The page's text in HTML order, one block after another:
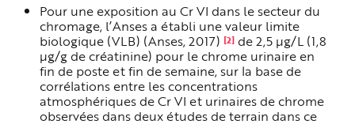
Pour une exposition au Cr VI dans le secteur du
chromage, l’Anses a établi une valeur limite
biologique (VLB) (Anses, 2017) [2]de 2,5 µg/L (1,8
µg/g de créatinine) pour le chrome urinaire en
fin de poste et fin de semaine, sur la base de
corrélations entre les concentrations
atmosphériques de Cr VI et urinaires de chrome
observées dans deux études de terrain dans ce